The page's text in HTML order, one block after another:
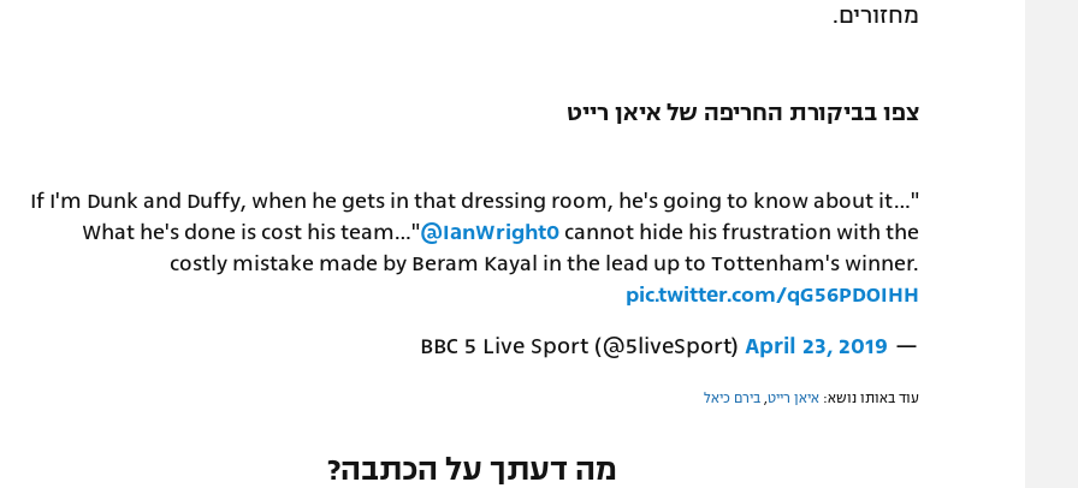
מחזורים.
צפו בביקורת החריפה של איאן רייט
"If I'm Dunk and Duffy, when he gets in that dressing room, he's going to know about it…
What he's done is cost his team…"@IanWright0 cannot hide his frustration with the
costly mistake made by Beram Kayal in the lead up to Tottenham's winner.
pic.twitter.com/qG56PDOIHH
— BBC 5 Live Sport (@5liveSport)
April 23, 2019
עוד באותו נושא: איאן רייט בירם כיאל
מה דעתך על הכתבה?